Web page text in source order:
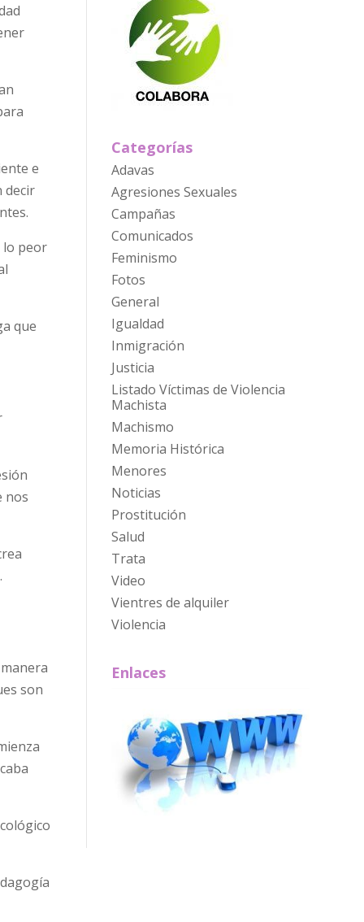
e
decir
lo peor
que
nos
son
Categorías
Adavas
Agresiones Sexuales
Campañas
Comunicados
Feminismo
Fotos
General
Igualdad
Inmigración
Justicia
Listado Víctimas de Violencia
Machista
Machismo
Memoria Histórica
Menores
Noticias
Prostitución
Salud
Trata
Video
Vientres de alquiler
Violencia
Enlaces